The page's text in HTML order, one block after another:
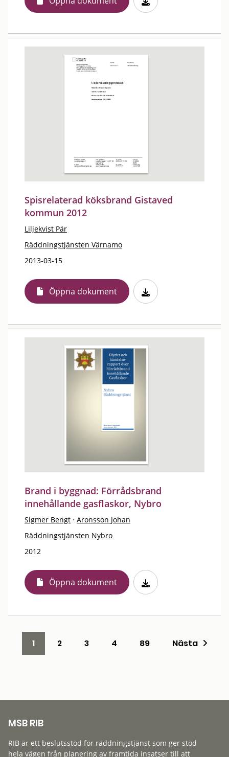
Spisrelaterad köksbrand Gistaved
kommun 2012
Liljekvist Pär
Räddningstjänsten Värnamo
2013-03-15
Öppna dokument
Brand i byggnad: Förrådsbrand
innehållande gasflaskor, Nybro
Sigmer Bengt · Aronsson Johan
Räddningstjänsten Nybro
2012
Öppna dokument
1 2 3 4 89 Nästa
MSB RIB
RIB är ett beslutsstöd för räddningstjänst som ger stöd
hela vägen från planering av framtida insatser till att